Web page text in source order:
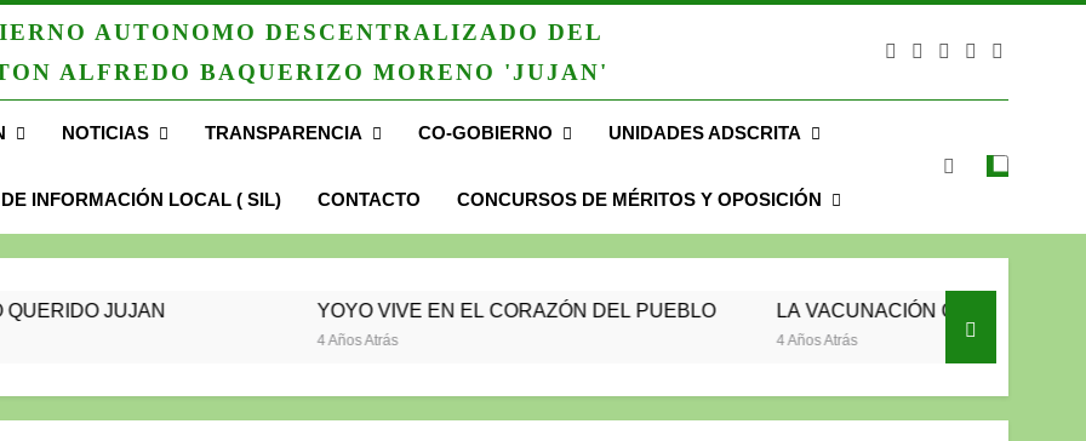
2024
2023
AUTONOMO DESCENTRALIZADO DEL
ALFREDO BAQUERIZO MORENO 'JUJAN'
NOTICIAS TRANSPARENCIA CO-GOBIERNO UNIDADES ADSCRITA
INFORMACIÓN LOCAL ( SIL) CONTACTO CONCURSOS DE MÉRITOS Y OPOSICIÓN
YOYO VIVE EN EL CORAZÓN DEL PUEBLO LA VACUNACIÓN CONTINÚA Y LLEGA HASTA